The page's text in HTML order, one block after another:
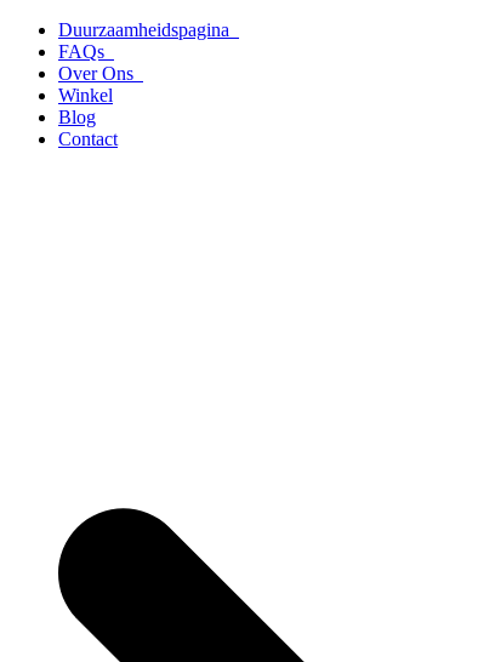
naar
inhoud
Duurzaamheidspagina
FAQs
Over Ons
Winkel
Blog
Contact